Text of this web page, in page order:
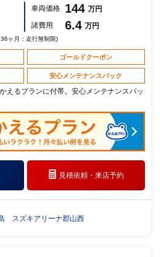
車両価格 144 万円
諸費用
6.4 万円
ヶ月：走行無制限)
ゴールドクーポン
安心メンテナンスパック
えるプランに付帯。安心メンテナンスパッ
見積依頼・来店予約
スズキアリーナ郡山西